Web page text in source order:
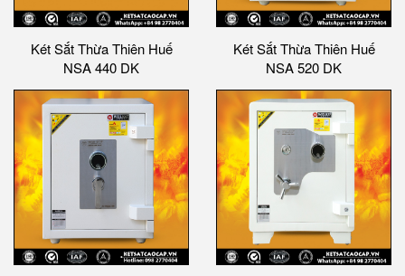
Két Sắt Thừa Thiên Huế
NSA 440 DK
Két Sắt Thừa Thiên Huế
NSA 520 DK